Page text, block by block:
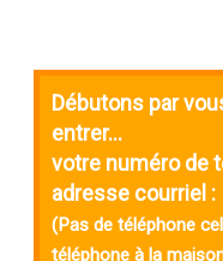
Débutons par
entrer...
votre numéro de
adresse courriel :
(Pas de téléphone
téléphone à la